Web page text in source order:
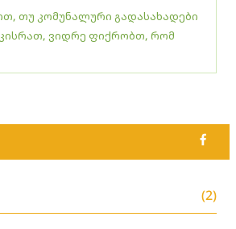
თუ კომუნალური გადასახადები
ვიდრე ფიქრობთ, რომ
(2)